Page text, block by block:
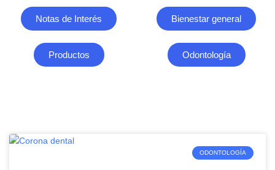
Notas de Interés Bienestar general
Productos Odontología
ODONTOLOGÍA